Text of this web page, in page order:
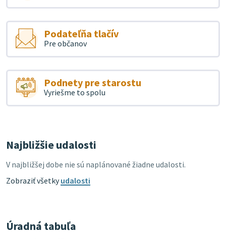
Podateľňa tlačív
Pre občanov
Podnety pre starostu
Vyriešme to spolu
Najbližšie udalosti
V najbližšej dobe nie sú naplánované žiadne udalosti.
Zobraziť všetkyudalosti
Úradná tabuľa